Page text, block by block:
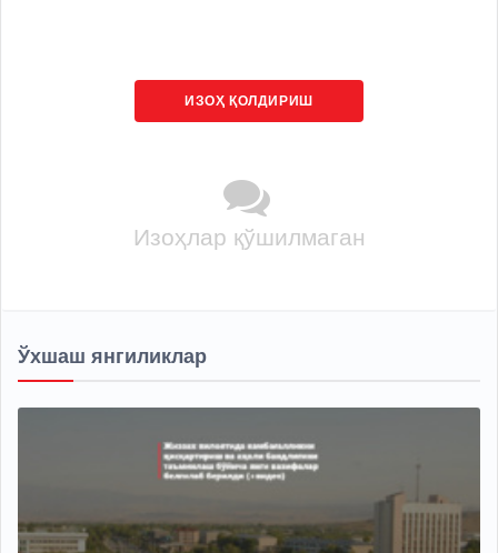
ИЗОҲ ҚОЛДИРИШ
Изоҳлар қўшилмаган
Ўхшаш янгиликлар